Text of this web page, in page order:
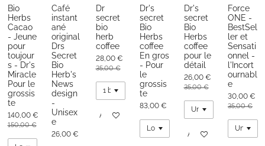
Bio
Herbs
Cacao
- Jeune
pour
toujour
s - Dr's
Miracle
Pour le
grossis
te
140,00 €
150,00 €
Café
instant
ané
original
Drs
Secret
Bio
Herb's
News
design
-
Unisex
e
26,00 €
Dr
secret
bio
herb
coffee
28,00 €
35,00 €
Ajouter au panier
Dr's
secret
Bio
Herbs
coffee
En gros
- Pour
le
grossis
te
83,00 €
Dr's
secret
Bio
Herbs
coffee
pour le
détail
26,00 €
35,00 €
Ajouter au panier
Force
ONE -
BestSel
ler et
Sensati
onnel -
l'Incort
ournabl
e
30,00 €
35,00 €